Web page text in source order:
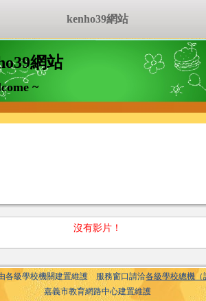
網站
~
沒有影片！
各級學校機關建置維護 服務窗口請洽各級學校總機（
嘉義市教育網路中心建置維護
kenho39網站